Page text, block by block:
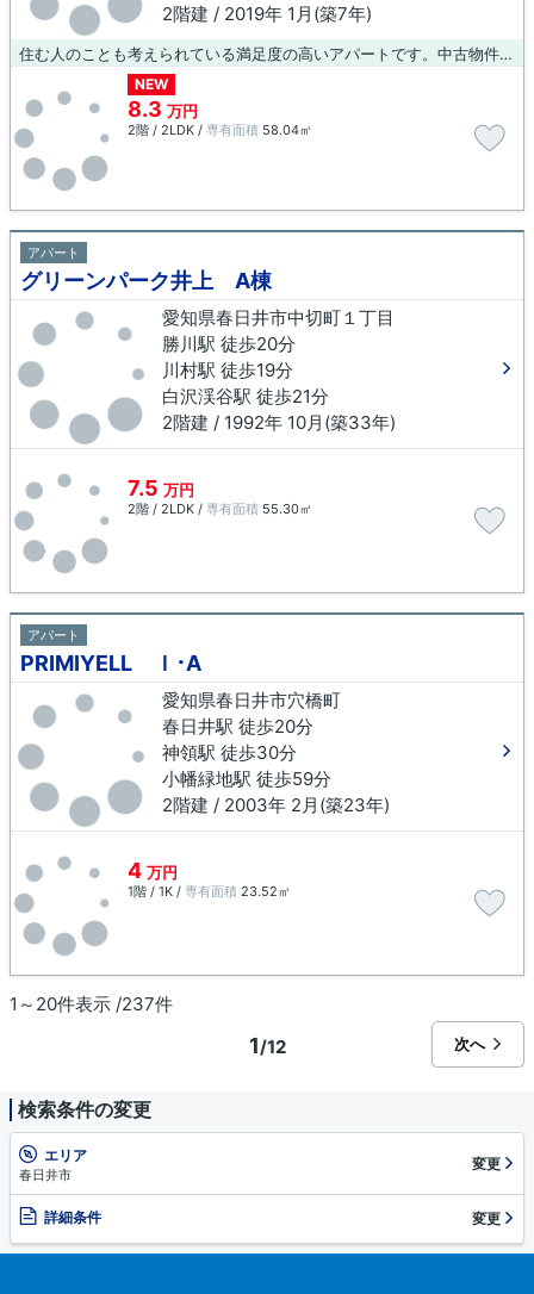
2階建 / 2019年 1月(築7年)
住む人のことも考えられている満足度の高いアパートです。中古物件を選ぶ上で新築よりも価格が下がることが多い築7年のアパートです。ニーズの高い春日井市内の物件です。こちらの物件の詳細情報など、気になる点がございましたら、お気軽にお問い合わせください。
NEW
8.3 万円
2階 / 2LDK / 専有面積 58.04㎡
アパート
グリーンパーク井上 A棟
愛知県春日井市中切町１丁目
勝川駅 徒歩20分
川村駅 徒歩19分
白沢渓谷駅 徒歩21分
2階建 / 1992年 10月(築33年)
7.5 万円
2階 / 2LDK / 専有面積 55.30㎡
アパート
PRIMIYELL Ｉ･A
愛知県春日井市穴橋町
春日井駅 徒歩20分
神領駅 徒歩30分
小幡緑地駅 徒歩59分
2階建 / 2003年 2月(築23年)
4 万円
1階 / 1K / 専有面積 23.52㎡
1～20件表示 /237件
1/12 次へ
検索条件の変更
エリア
春日井市
変更
詳細条件 変更